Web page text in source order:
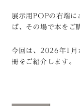
展示用POPの右端に
ば、その場で本をご
今回は、2026年1月
冊をご紹介します。